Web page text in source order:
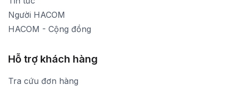
Người HACOM
HACOM - Cộng đồng
Hỗ trợ khách hàng
Tra cứu đơn hàng